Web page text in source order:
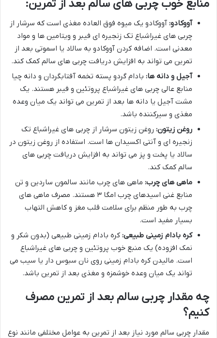
منابع خوب چربی های سالم بعد از تمرین:
آووکادو: آووکادو یک میوه فوق العاده مغذی است که سرشار از
چربی های غیراشباع تک زنجیره ای فیبر و ویتامین ها و مواد
معدنی است. اضافه کردن آووکادو به سالاد یا اسموتی بعد از
تمرین می تواند به افزایش دریافت چربی های سالم کمک کند.
آجیل و دانه ها: بادام گردو پسته تخمه آفتابگردان و دانه چیا
منابع عالی چربی های غیراشباع پروتئین و فیبر هستند. یک
مشت آجیل یا دانه ها بعد از تمرین می تواند یک میان وعده
مغذی و سیرکننده باشد.
روغن زیتون: روغن زیتون سرشار از چربی های غیراشباع تک
زنجیره ای و آنتی اکسیدان ها است. استفاده از روغن زیتون در
سالاد یا پخت و پز می تواند به افزایش دریافت چربی های
سالم کمک کند.
ماهی های چرب: ماهی های چرب مانند سالمون ساردین و تن
منابع غنی اسیدهای چرب امگا ۳ هستند. مصرف ماهی های
چرب به طور منظم برای سلامت قلب مغز و کاهش التهاب
بسیار مفید است.
کره بادام زمینی طبیعی: کره بادام زمینی طبیعی (بدون شکر و
نمک افزوده) یک منبع خوب پروتئین و چربی های غیراشباع
است. مالیدن کره بادام زمینی روی نان سبوس دار یا سیب می
تواند یک میان وعده خوشمزه و مغذی بعد از تمرین باشد.
چه مقدار چربی سالم بعد از تمرین مصرف
کنیم؟
مقدار چربی سالم مورد نیاز بعد از تمرین به عوامل مختلفی مانند نوع